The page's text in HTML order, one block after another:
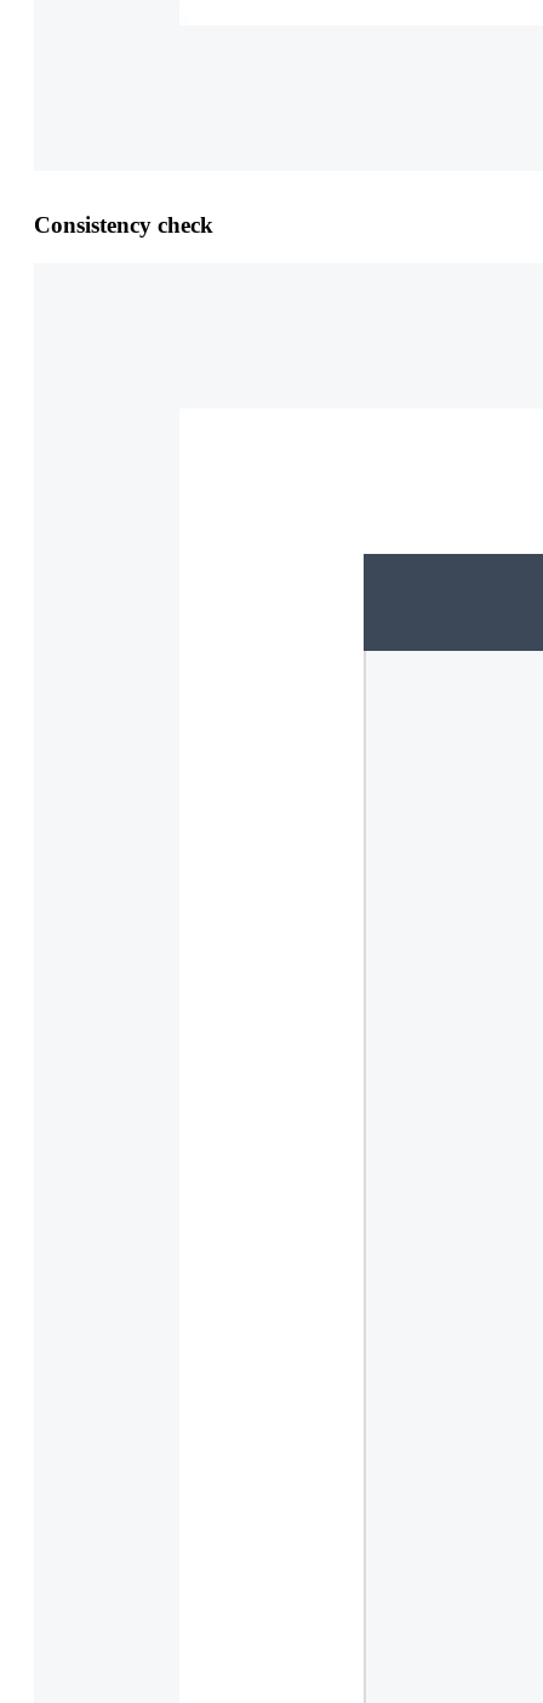
Consistency check